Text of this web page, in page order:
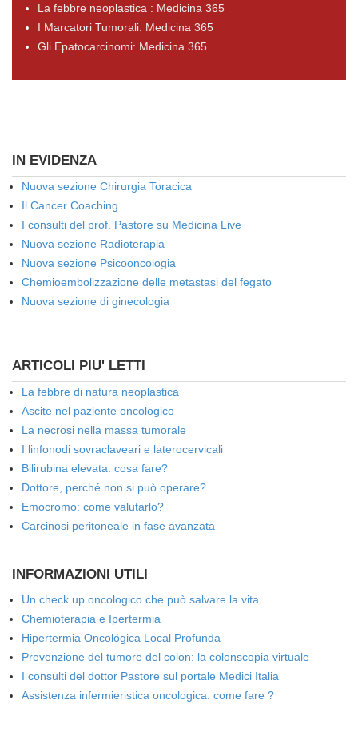
La febbre neoplastica : Medicina 365
I Marcatori Tumorali: Medicina 365
Gli Epatocarcinomi: Medicina 365
IN EVIDENZA
Nuova sezione Chirurgia Toracica
Il Cancer Coaching
I consulti del prof. Pastore su Medicina Live
Nuova sezione Radioterapia
Nuova sezione Psicooncologia
Chemioembolizzazione delle metastasi del fegato
Nuova sezione di ginecologia
ARTICOLI PIU' LETTI
La febbre di natura neoplastica
Ascite nel paziente oncologico
La necrosi nella massa tumorale
I linfonodi sovraclaveari e laterocervicali
Bilirubina elevata: cosa fare?
Dottore, perché non si può operare?
Emocromo: come valutarlo?
Carcinosi peritoneale in fase avanzata
INFORMAZIONI UTILI
Un check up oncologico che può salvare la vita
Chemioterapia e Ipertermia
Hipertermia Oncológica Local Profunda
Prevenzione del tumore del colon: la colonscopia virtuale
I consulti del dottor Pastore sul portale Medici Italia
Assistenza infermieristica oncologica: come fare ?